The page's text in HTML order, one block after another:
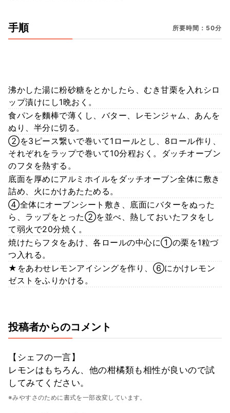
手順 所要時間：50分
沸かした湯に粉砂糖をとかしたら、むき甘栗を入れシロ
ップ漬けにし1晩おく。
食パンを麵棒で薄くし、バター、レモンジャム、あんを
ぬり、半分に切る。
②を3ピース繋いで巻いて1ロールとし、8ロール作り、
それぞれをラップで巻いて10分程おく。ダッチオーブン
のフタを熱する。
底面を厚めにアルミホイルをダッチオーブン全体に敷き
詰め、火にかけあたためる。
④全体にオーブンシート敷き、底面にバターをぬった
ら、ラップをとった②を並べ、熱しておいたフタをし
て弱火で20分焼く。
焼けたらフタをあけ、各ロールの中心に①の栗を1粒づ
つ入れる。
★をあわせレモンアイシングを作り、⑥にかけレモン
ゼストをふりかける。
投稿者からのコメント
【シェフの一言】
レモンはもちろん、他の柑橘類も相性が良いので試
してみてください。
※みやすさのために書式を一部改変しています。